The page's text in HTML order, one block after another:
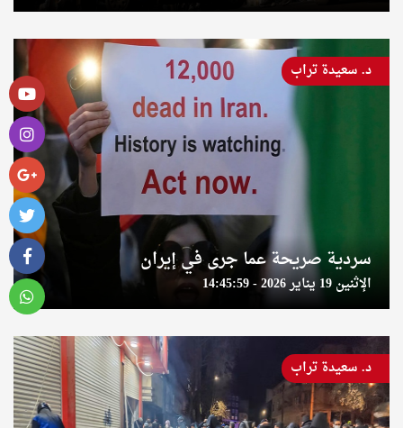
سردية صريحة عما جرى في إيران
الإثنين 19 يناير 2026 - 14:45:59
د. سعيدة تراب
د. سعيدة تراب